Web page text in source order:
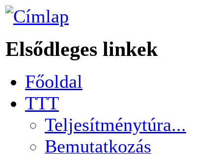
Elsődleges linkek
Főoldal
TTT
Teljesítménytúra...
Bemutatkozás